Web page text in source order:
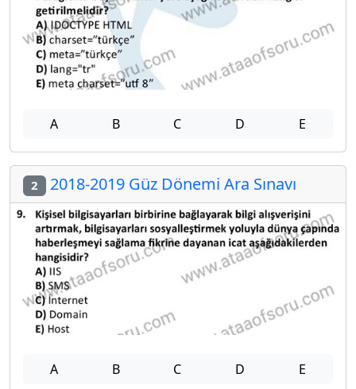
A B C D E
2 2018-2019 Güz Dönemi Ara Sınavı
A B C D E